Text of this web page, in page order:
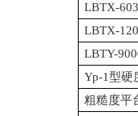
LBTX-
LBTX-
LBTY-
Yp-1型硬
粗糙度平